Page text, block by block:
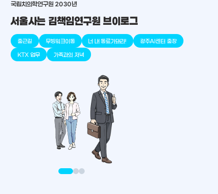
arrow_selector_tool
place
천안
place
세종
place
판교
place
오송
place place
원주
국립치의학연구원 2030년
서울사는 김책임연구원 브이로그
출근길 무빙워크이동 너 내 동료가돼라! 광주AI센터 출장
KTX 업무 가족과의 저녁